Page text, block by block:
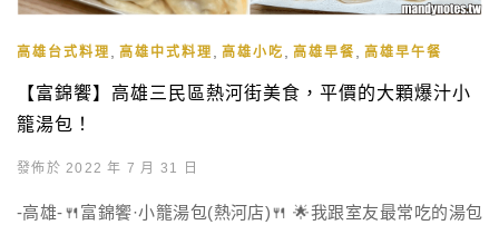
高雄台式料理 高雄中式料理 高雄小吃 高雄早餐 高雄早午餐
【富錦饗】高雄三民區熱河街美食，平價的大顆爆汁小
籠湯包！
發佈於 2022 年 7 月 31 日
-高雄-🍴富錦饗·小籠湯包(熱河店)🍴 🌟我跟室友最常吃的湯包